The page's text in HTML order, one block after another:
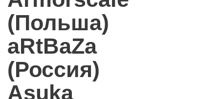
(Польша)
aRtBaZa
(Россия)
Asuka